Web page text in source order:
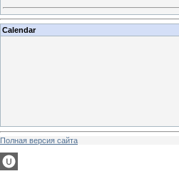
Calendar
Полная версия сайта